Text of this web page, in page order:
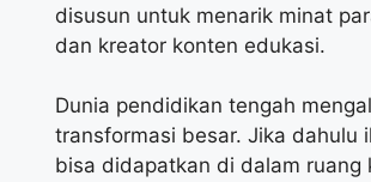
disusun untuk menarik minat
dan kreator konten edukasi.
Dunia pendidikan tengah
transformasi besar. Jika dahulu
bisa didapatkan di dalam ruang